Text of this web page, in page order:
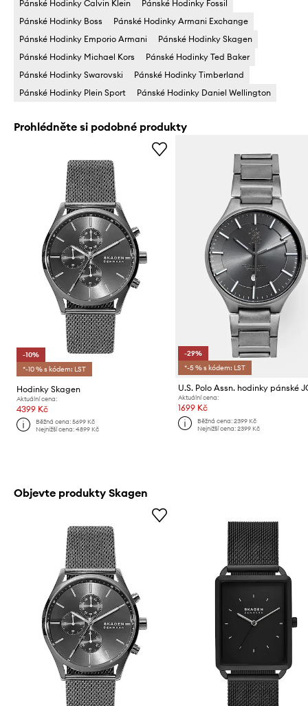
Pánské Hodinky Calvin Klein
Pánské Hodinky Fossil
Pánské Hodinky Boss
Pánské Hodinky Armani Exchange
Pánské Hodinky Emporio Armani
Pánské Hodinky Skagen
Pánské Hodinky Michael Kors
Pánské Hodinky Ted Baker
Pánské Hodinky Swarovski
Pánské Hodinky Timberland
Pánské Hodinky Plein Sport
Pánské Hodinky Daniel Wellington
Prohlédněte si podobné produkty
-10%
*-10 % s kódem: LST
Hodinky Skagen
Aktuální cena:
4399 Kč
Běžná cena:5699 Kč
Nejnižší cena:4899 Kč
-29%
*-5 % s kódem: LST
Aktuální cena:
1699 Kč
Běžná cena: 2399 Kč
Nejnižší cena: 2399 Kč
Objevte produkty Skagen